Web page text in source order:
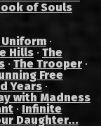
of Souls
·
Hills · The
· The Trooper ·
Free
Years ·
with Madness
· Infinite
Daughter...